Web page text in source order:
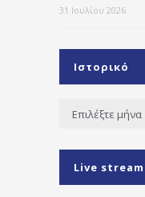
31 Ιουλίου 2026
Ιστορικό
Ιστορικό
Live stream